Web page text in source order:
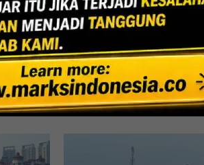
UPPPD-
Lihat Detail Proyek